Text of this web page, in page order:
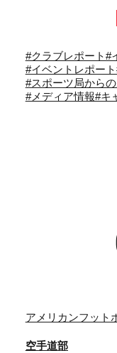
#クラブレポート#
#イベントレポート
#スポーツ局から
#メディア情報#キ
アメリカンフット
空手道部